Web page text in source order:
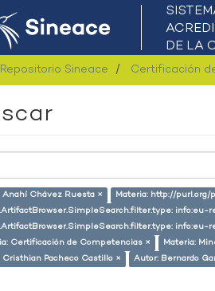
Repositorio Sineace Certificación
Anahí Chávez Ruesta × Materia: http://purl.org/
info:eu-
Certificación de Competencias ×
Materia:
Cristhian Pacheco Castillo ×
Autor: Bernardo